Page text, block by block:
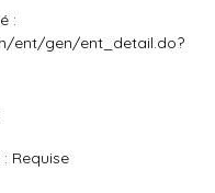
:
ent/gen/ent_detail.do?
Requise